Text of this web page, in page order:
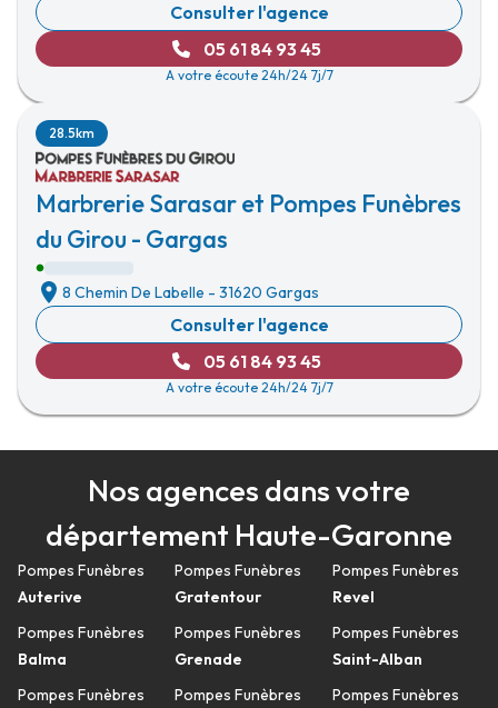
Consulter l'agence
05 61 84 93 45
A votre écoute 24h/24 7j/7
Marbrerie Sarasar et Pompes Funèbres
du Girou - Gargas
28.5km
8 Chemin De Labelle - 31620 Gargas
Consulter l'agence
05 61 84 93 45
A votre écoute 24h/24 7j/7
Nos agences dans votre
département Haute-Garonne
Pompes Funèbres
Auterive
Pompes Funèbres
Balma
Pompes Funèbres
Pompes Funèbres
Gratentour
Pompes Funèbres
Grenade
Pompes Funèbres
Pompes Funèbres
Revel
Pompes Funèbres
Saint-Alban
Pompes Funèbres